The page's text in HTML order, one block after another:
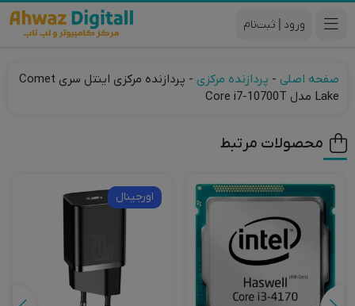
|
صفحه اصلی - پردازنده مرکزی -
پردازنده مرکزی اینتل سری Comet
Lake مدل Core i7-10700T
محصولات مرتبط
اورجینال